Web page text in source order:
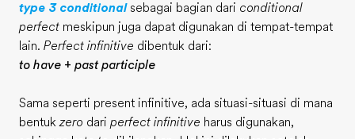
Kantor dan sekolah
Kantor terdekat
Tentang kami
Cerita kami
Karir
type 3 conditionalsebagai bagian dari conditional
perfect meskipun juga dapat digunakan di tempat-tempat
lain. Perfect infinitive dibentuk dari:
to have + past participle
Sama seperti present infinitive, ada situasi-situasi di mana
bentukzero dari perfect infinitive harus digunakan,